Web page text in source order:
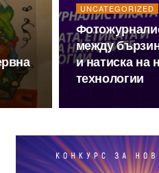
UNCATEGORIZED
между
и натиска на
технологии